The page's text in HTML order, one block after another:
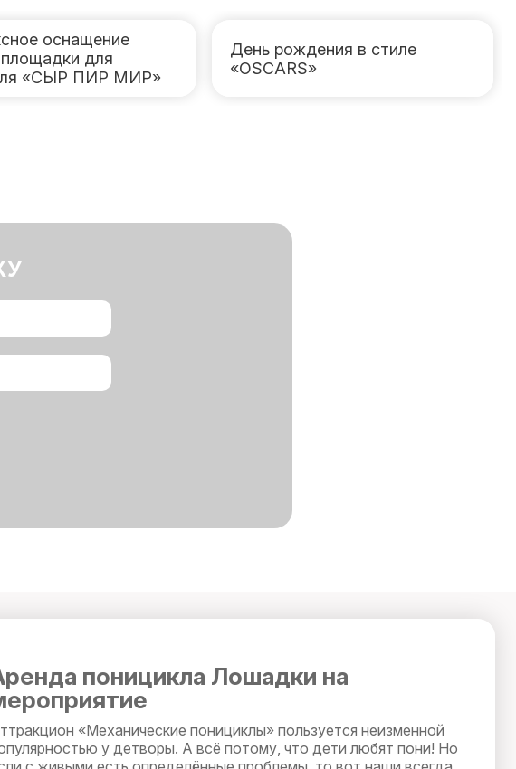
оснащение
площадки для
«СЫР ПИР МИР»
День рождения в стиле
«OSCARS»
поницикла Лошадки на
«Механические понициклы» пользуется неизменной
у детворы. А всё потому, что дети любят пони! Но